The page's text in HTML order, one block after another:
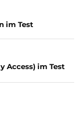
im Test
Access) im Test